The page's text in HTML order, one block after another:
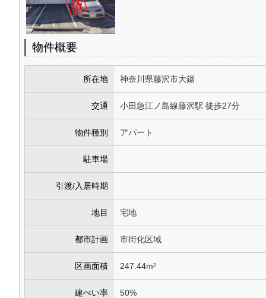
物件概要
所在地 神奈川県藤沢市大鋸
交通 小田急江ノ島線藤沢駅 徒歩27分
物件種別 アパート
駐車場
引渡/入居時期
地目 宅地
都市計画 市街化区域
区画面積 247.44m²
建ぺい率 50%